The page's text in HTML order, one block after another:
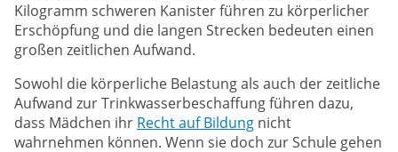
Kilogramm schweren Kanister führen zu körperlicher
Erschöpfung und die langen Strecken bedeuten einen
großen zeitlichen Aufwand.
Sowohl die körperliche Belastung als auch der zeitliche
Aufwand zur Trinkwasserbeschaffung führen dazu,
dass Mädchen ihr Recht auf Bildung nicht
wahrnehmen können. Wenn sie doch zur Schule gehen